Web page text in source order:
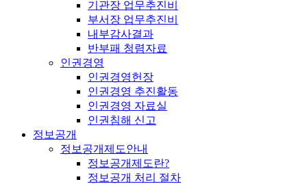
기관장 업무추진비
부서장 업무추진비
내부감사결과
반부패 청렴자료
인권경영
인권경영헌장
인권경영 추진활동
인권경영 자료실
인권침해 신고
정보공개
정보공개제도안내
정보공개제도란?
정보공개 처리 절차